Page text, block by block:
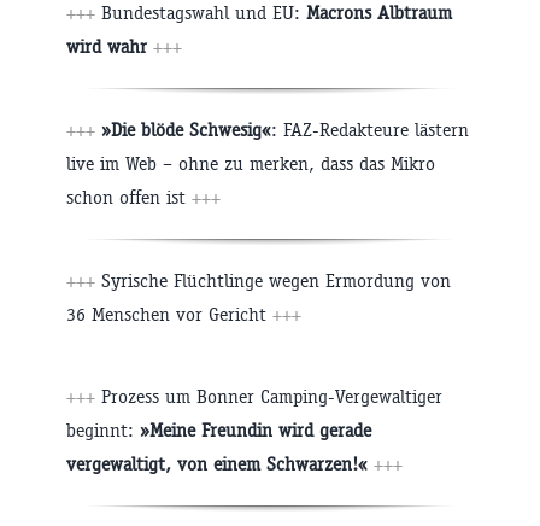
+++ Bundestagswahl und EU: Macrons Albtraum
wird wahr +++
+++ »Die blöde Schwesig«: FAZ-Redakteure lästern
live im Web – ohne zu merken, dass das Mikro
schon offen ist +++
+++ Syrische Flüchtlinge wegen Ermordung von
36 Menschen vor Gericht +++
+++ Prozess um Bonner Camping-Vergewaltiger
beginnt: »Meine Freundin wird gerade
vergewaltigt, von einem Schwarzen!« +++